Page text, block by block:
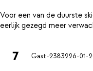
Voor een van de duurste
7 Gast-2383226-01-